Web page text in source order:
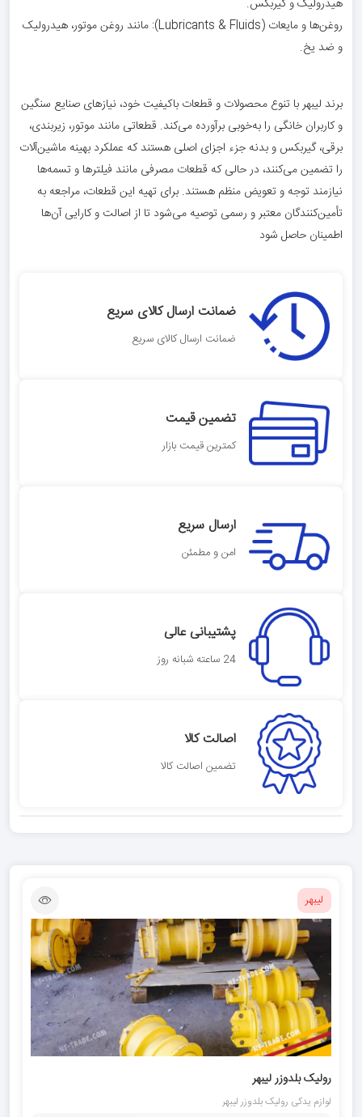
هیدرولیک و گیربکس.
روغن‌ها و مایعات (Lubricants & Fluids): مانند روغن موتور، هیدرولیک
و ضد یخ.
برند لیبهر با تنوع محصولات و قطعات باکیفیت خود، نیازهای صنایع سنگین
و کاربران خانگی را به‌خوبی برآورده می‌کند. قطعاتی مانند موتور، زیربندی،
برقی، گیربکس و بدنه جزء اجزای اصلی هستند که عملکرد بهینه ماشین‌آلات
را تضمین می‌کنند، در حالی که قطعات مصرفی مانند فیلترها و تسمه‌ها
نیازمند توجه و تعویض منظم هستند. برای تهیه این قطعات، مراجعه به
تأمین‌کنندگان معتبر و رسمی توصیه می‌شود تا از اصالت و کارایی آن‌ها
اطمینان حاصل شود
ضمانت ارسال کالای سریع
ضمانت ارسال کالای سریع
تضمین قیمت
کمترین قیمت بازار
ارسال سریع
امن و مطمئن
پشتیبانی عالی
24 ساعته شبانه روز
اصالت کالا
تضمین اصالت کالا
لیبهر
رولیک بلدوزر ليبهر
لوازم یدکی رولیک بلدوزر ليبهر